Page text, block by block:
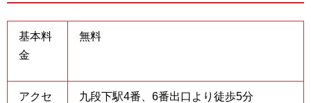
基本料
金
無料
アクセ
九段下駅4番、6番出口より徒歩5分